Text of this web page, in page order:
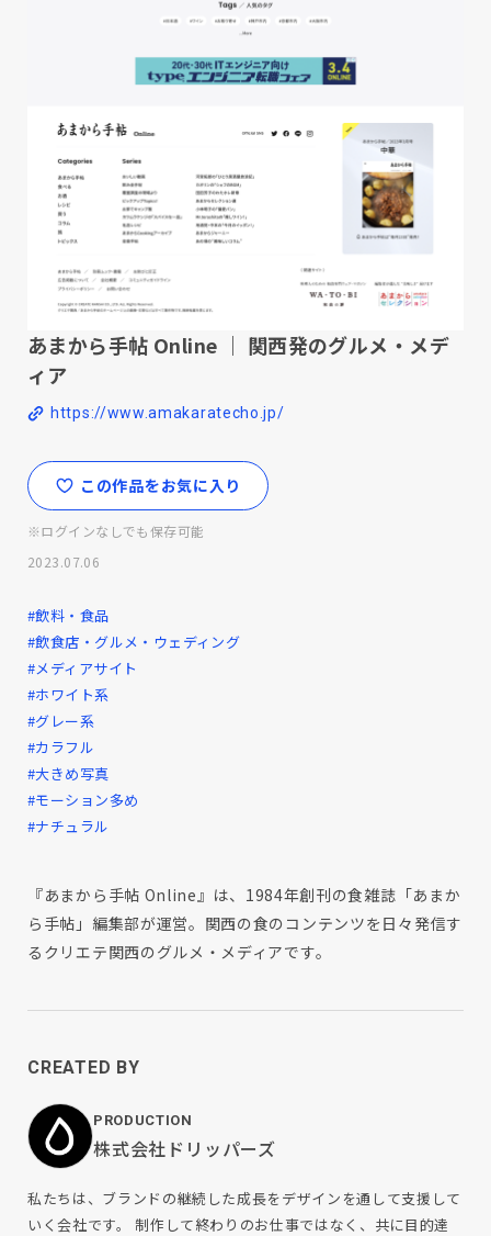
あまから手帖 Online ｜ 関西発のグルメ・メデ
ィア
https://www.amakaratecho.jp/
この作品をお気に入り
※ログインなしでも保存可能
2023.07.06
#飲料・食品
#飲食店・グルメ・ウェディング
#メディアサイト
#ホワイト系
#グレー系
#カラフル
#大きめ写真
#モーション多め
#ナチュラル
『あまから手帖 Online』は、1984年創刊の食雑誌「あまか
ら手帖」編集部が運営。関西の食のコンテンツを日々発信す
るクリエテ関西のグルメ・メディアです。
CREATED BY
PRODUCTION
株式会社ドリッパーズ
私たちは、ブランドの継続した成長をデザインを通して支援して
いく会社です。 制作して終わりのお仕事ではなく、共に目的達